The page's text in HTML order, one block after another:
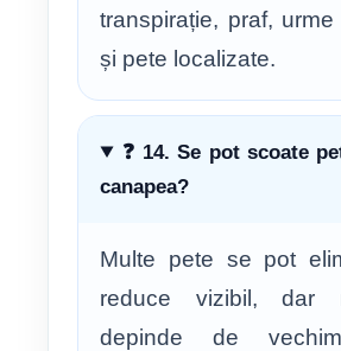
transpirație, praf,
și pete localizate.
❓ 14. Se pot scoate
canapea?
Multe pete se pot
reduce vizibil, dar
depinde de